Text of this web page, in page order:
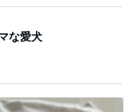
な愛犬